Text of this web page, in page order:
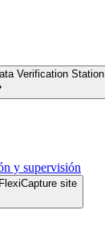
Verification Station
y supervisión
site